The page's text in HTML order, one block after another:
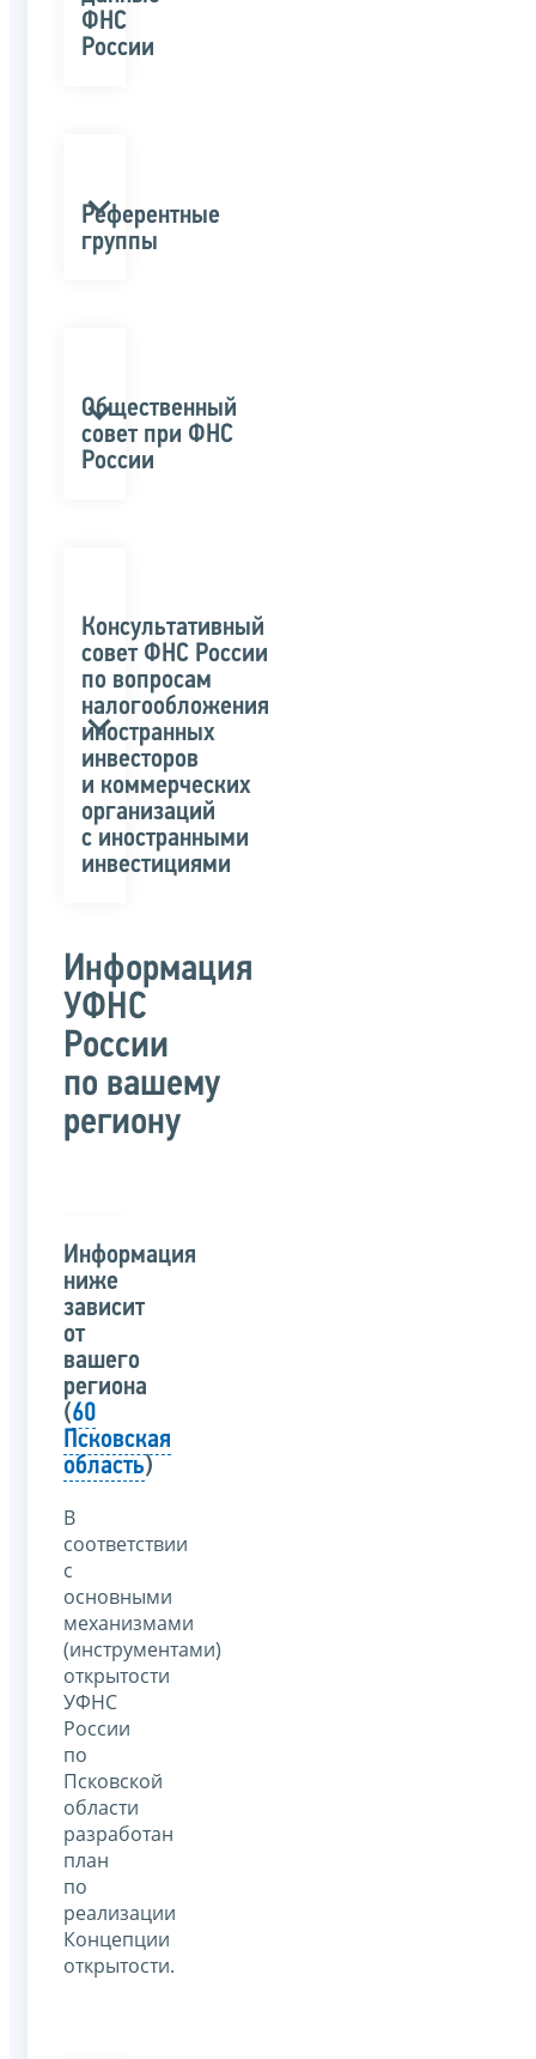
ФНС
России
Референтные
группы
Общественный
совет при ФНС
России
Консультативный
совет ФНС России
по вопросам
налогообложения
иностранных
инвесторов
и коммерческих
организаций
с иностранными
инвестициями
Информация
УФНС
России
по вашему
региону
Информация
ниже
зависит
от
вашего
региона
(60
Псковская
область)
В
соответствии
с
основными
механизмами
(инструментами)
открытости
УФНС
России
по
Псковской
области
разработан
план
по
реализации
Концепции
открытости.